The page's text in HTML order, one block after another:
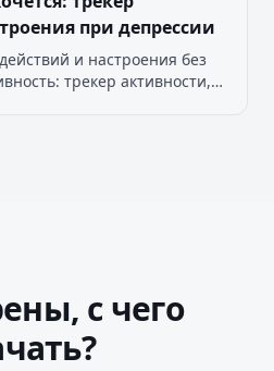
при депрессии
и настроения без
трекер активности,
с чего